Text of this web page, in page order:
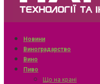
Новини
Виноградарство
Вино
Пиво
Що на крані